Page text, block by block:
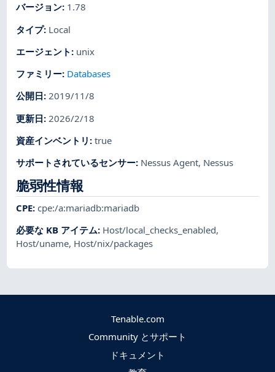
バージョン: 1.78
タイプ: Local
エージェント : unix
ファミリー: Databases
公開日:2019/11/8
更新日: 2026/2/18
資産インベントリ :true
サポートされているセンサー: Nessus Agent, Nessus
脆弱性情報
CPE:cpe:/a:mariadb:mariadb
必要な KB アイテム: Host/local_checks_enabled,
Host/uname, Host/nix/packages
Tenable.com
Community とサポート
ドキュメント